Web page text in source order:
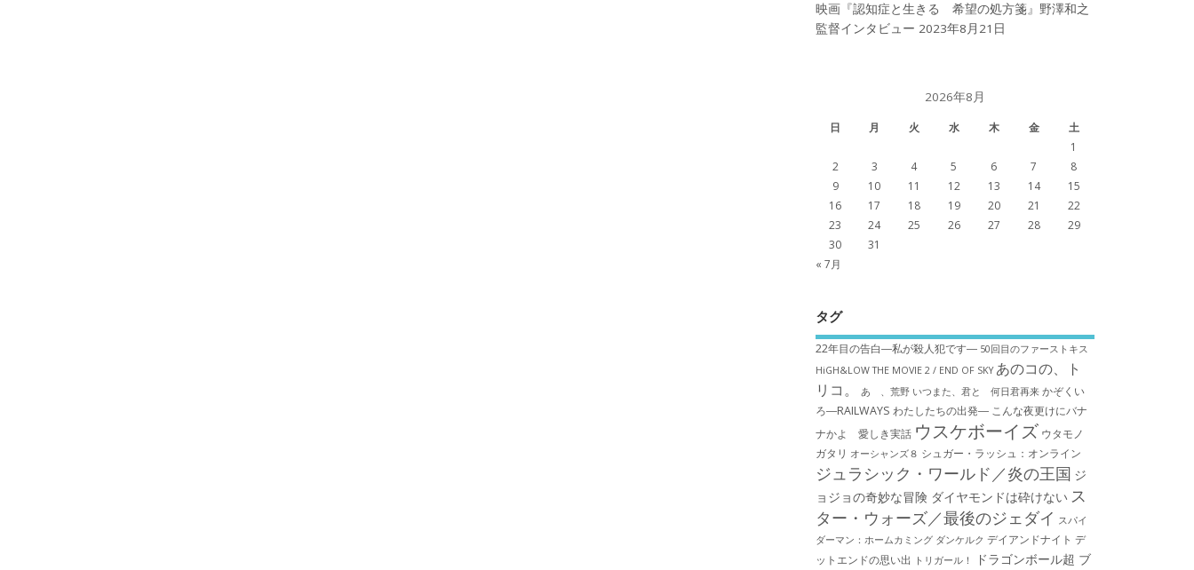
映画『認知症と生きる 希望の処方箋』野澤和之
監督インタビュー 2023年8月21日
2026年8月
日 月 火 水 木 金
土
1
2
3 4 5 6 7
8
9
10 11 12 13 14
15
16
17 18 19 20 21
22
23
24 25 26 27 28
29
30
31
« 7月
タグ
22年目の告白―私が殺人犯です― 50回目のファーストキス
HiGH&LOW THE MOVIE 2 / END OF SKY あのコの、ト
リコ。
あゝ、荒野 いつまた、君と 何日君再来 かぞくい
ろ―RAILWAYS わたしたちの出発― こんな夜更けにバナ
ナかよ 愛しき実話 ウスケボーイズ ウタモノ
ガタリ オーシャンズ８ シュガー・ラッシュ：オ​ンライン
ジュラシック・ワールド／炎の王国 ジ
ョジョの奇妙な冒険 ダイヤモンドは砕けない ス
ター・ウォーズ／最後のジェダイ スパイ
ダーマン：ホームカミング ダンケルク デイアンドナイト デ
ットエンドの思い出
トリガール！ ドラゴンボール超 ブ